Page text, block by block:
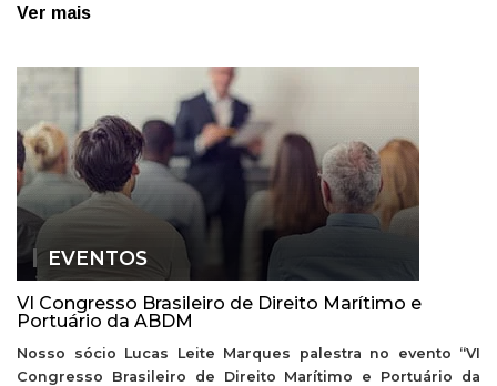
Ver mais
EVENTOS
VI Congresso Brasileiro de Direito Marítimo e
Portuário da ABDM
Nosso sócio Lucas Leite Marques palestra no evento “VI
Congresso Brasileiro de Direito Marítimo e Portuário da